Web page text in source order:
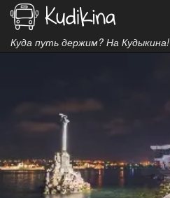
Куда путь держим? На Кудыкина!